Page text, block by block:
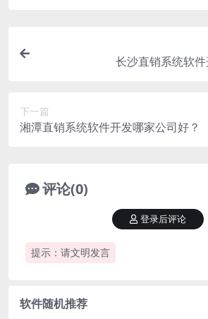
长沙直销系统软
下一篇
湘潭直销系统软件开发哪家公司好？
评论(0)
提示：请文明发言
登录后评论
软件随机推荐